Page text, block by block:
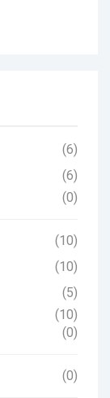
(6)
(6)
(0)
(10)
(10)
(5)
(10)
(0)
(0)